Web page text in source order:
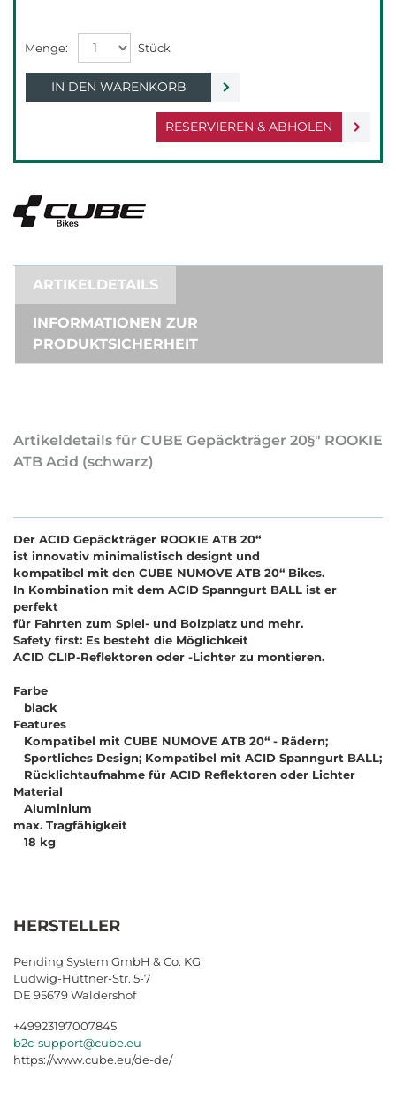
RESERVIEREN & ABHOLEN
IN DEN WARENKORB
ARTIKELDETAILS
INFORMATIONEN ZUR
PRODUKTSICHERHEIT
Artikeldetails für CUBE Gepäckträger 20§" ROOKIE
ATB Acid (schwarz)
Der ACID Gepäckträger ROOKIE ATB 20“
ist innovativ minimalistisch designt und
kompatibel mit den CUBE NUMOVE ATB 20“ Bikes.
In Kombination mit dem ACID Spanngurt BALL ist er
perfekt
für Fahrten zum Spiel- und Bolzplatz und mehr.
Safety first: Es besteht die Möglichkeit
ACID CLIP-Reflektoren oder -Lichter zu montieren.
Farbe
black
Features
Kompatibel mit CUBE NUMOVE ATB 20“ - Rädern;
Sportliches Design; Kompatibel mit ACID Spanngurt BALL;
Rücklichtaufnahme für ACID Reflektoren oder Lichter
Material
Aluminium
max. Tragfähigkeit
18 kg
HERSTELLER
Pending System GmbH & Co. KG
Ludwig-Hüttner-Str. 5-7
DE 95679 Waldershof
+49923197007845
b2c-support@cube.eu
https://www.cube.eu/de-de/